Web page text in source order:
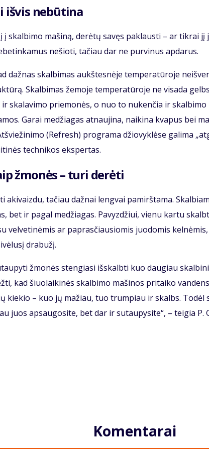
išvis nebūtina
į skalbimo mašiną, derėtų savęs paklausti – ar tikrai
nešioti, tačiau dar ne purvinus apdarus.
dažnas skalbimas aukštesnėje temperatūroje
Skalbimas žemoje temperatūroje ne visada
skalavimo priemonės, o nuo to nukenčia ir skalbimo
Garai medžiagas atnaujina, naikina kvapus bei
(Refresh) programa džiovyklėse galima
technikos ekspertas.
žmonės – turi derėti
akivaizdu, tačiau dažnai lengvai pamirštama.
bet ir pagal medžiagas. Pavyzdžiui, vienu kartu
velvetinėmis ar paprasčiausiomis juodomis
drabužį.
žmonės stengiasi išskalbti kuo daugiau
kad šiuolaikinės skalbimo mašinos pritaiko
kiekio – kuo jų mažiau, tuo trumpiau ir skalbs. Todėl
juos apsaugosite, bet dar ir sutaupysite“, – teigia P.
Komentarai